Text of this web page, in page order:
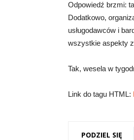
Odpowiedź brzmi:
Dodatkowo,
usługodawców i
wszystkie aspekty
Tak, wesela w
Link do tagu HTML:
PODZIEL SIĘ